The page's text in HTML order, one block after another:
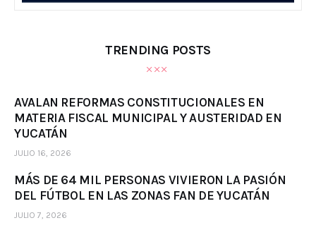
TRENDING POSTS
AVALAN REFORMAS CONSTITUCIONALES EN
MATERIA FISCAL MUNICIPAL Y AUSTERIDAD EN
YUCATÁN
JULIO 16, 2026
MÁS DE 64 MIL PERSONAS VIVIERON LA PASIÓN
DEL FÚTBOL EN LAS ZONAS FAN DE YUCATÁN
JULIO 7, 2026